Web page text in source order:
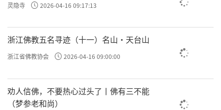
灵隐寺 2026-04-16 09:17:13
浙江佛教五名寻迹（十一）名山·天台山
浙江省佛教协会 2026-04-16 09:00:00
劝人信佛，不要热心过头了丨佛有三不能
（梦参老和尚）